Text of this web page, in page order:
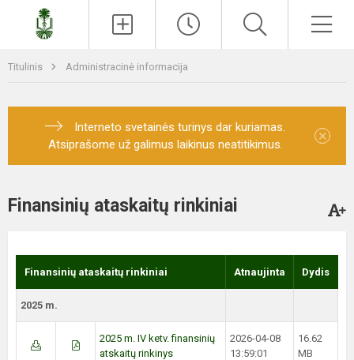
Titulinis Administracinė informacija
Interneto svetainės turinys dar kuriamas.
Atsiprašome už galimus laikinus neatitikimus.
×
Finansinių ataskaitų rinkiniai
Finansinių ataskaitų rinkiniai Atnaujinta Dydis
2025 m.
2025 m. IV ketv. finansinių
atskaitų rinkinys
2026-04-08
13:59:01
16.62
MB